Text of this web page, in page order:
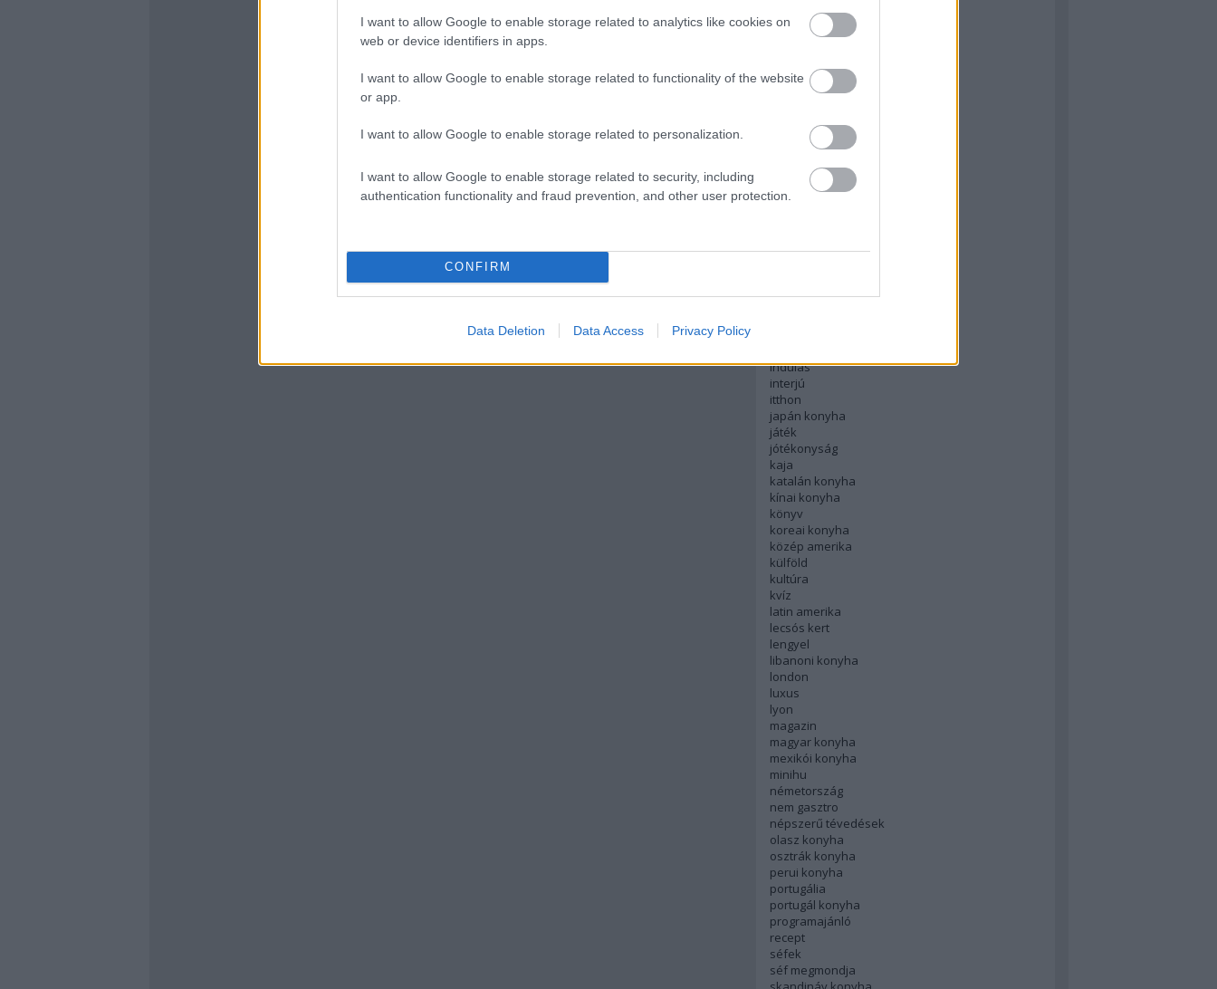
I want to allow Google to enable storage related to analytics like cookies on
web or device identifiers in apps.
I want to allow Google to enable storage related to functionality of the website
or app.
I want to allow Google to enable storage related to personalization.
I want to allow Google to enable storage related to security, including
authentication functionality and fraud prevention, and other user protection.
CONFIRM
Data Deletion Data Access Privacy Policy
belgium
bocusedor
bocuse dor
dél amerika
english
északi konyha
francia konyha
holland konyha
indulás
interjú
itthon
japán konyha
játék
jótékonyság
kaja
katalán konyha
kínai konyha
könyv
koreai konyha
közép amerika
külföld
kultúra
kvíz
latin amerika
lecsós kert
lengyel
libanoni konyha
london
luxus
lyon
magazin
magyar konyha
mexikói konyha
minihu
németország
nem gasztro
népszerű tévedések
olasz konyha
osztrák konyha
perui konyha
portugália
portugál konyha
programajánló
recept
séfek
séf megmondja